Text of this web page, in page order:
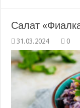
Салат
0